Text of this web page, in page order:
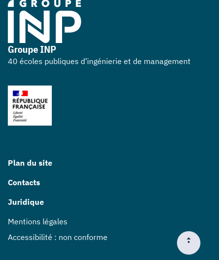
Groupe INP
40 écoles publiques d’ingénierie et de management
Plan du site
Contacts
Juridique
Mentions légales
Accessibilité : non conforme